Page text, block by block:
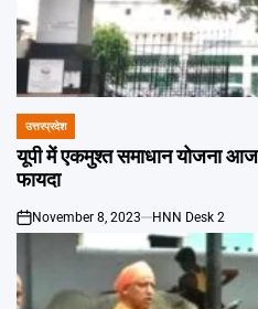
POSTED
IN
उत्तरप्रदेश
यूपी में एकमुश्त समाधान योजना
फायदा
on
November 8, 2023 HNN Desk 2